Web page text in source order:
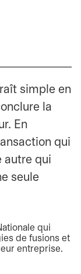
simple en
la
En
qui
autre qui
seule